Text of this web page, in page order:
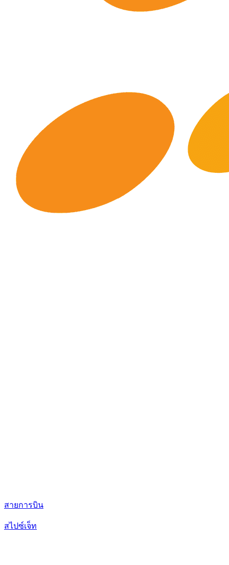
สายการบิน
สไปซ์เจ็ท